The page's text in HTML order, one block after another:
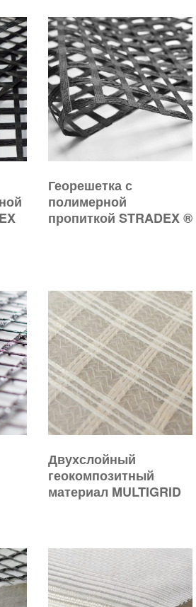
Георешетка с
полимерной
пропиткой STRADEX ®
Двухслойный
геокомпозитный
материал MULTIGRID